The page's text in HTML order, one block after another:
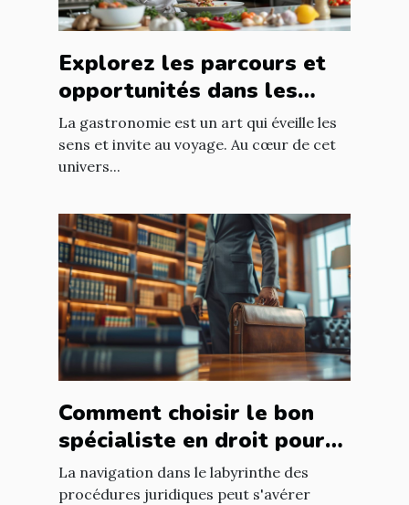
Explorez les parcours et
opportunités dans les
métiers de bouche
La gastronomie est un art qui éveille les
sens et invite au voyage. Au cœur de cet
univers...
Comment choisir le bon
spécialiste en droit pour
vos besoins juridiques
La navigation dans le labyrinthe des
procédures juridiques peut s'avérer